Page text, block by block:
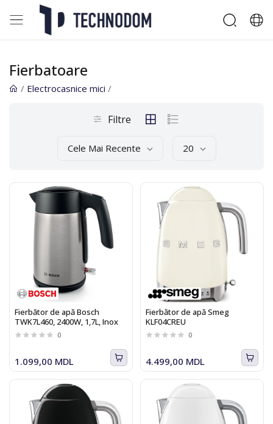
Fierbatoare
/ Electrocasnice mici /
Filtre
Cele Mai Recente 20
Fierbător de apă Bosch
TWK7L460, 2400W, 1,7L, Inox
0
1.099,00 MDL
Fierbător de apă Smeg
KLF04CREU
0
4.499,00 MDL